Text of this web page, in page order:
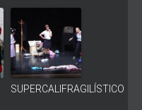
SUPERCALIFRAGILÍSTICO